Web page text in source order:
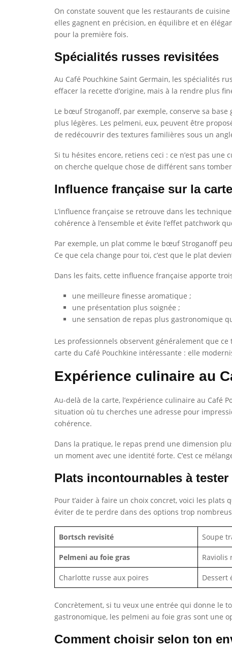
On constate souvent que les restaurants de
elles gagnent en précision, en équilibre et en
pour la première fois.
Spécialités russes revisitées
Au Café Pouchkine Saint Germain, les spécialités
effacer la recette d’origine, mais à la rendre plus
Le bœuf Stroganoff, par exemple, conserve sa
plus légères. Les pelmeni, eux, peuvent être
de redécouvrir des textures familières sous un
Si tu hésites encore, retiens ceci : ce n’est pas
on cherche quelque chose de différent sans tomber
Influence française sur la carte
L’influence française se retrouve dans les
cohérence à l’ensemble et évite l’effet patchwork
Par exemple, un plat comme le bœuf Stroganoff
Ce que cela change pour toi, c’est que le plat
Dans les faits, cette influence française apporte
une meilleure finesse aromatique ;
une présentation plus soignée ;
une sensation de repas plus gastronomique
Les professionnels observent généralement que
carte du Café Pouchkine intéressante : elle
Expérience culinaire au
Au-delà de la carte, l’expérience culinaire au Café
situation où tu cherches une adresse pour
cohérence.
Dans la pratique, le repas prend une dimension
un moment avec une identité forte. C’est ce
Plats incontournables à tester
Pour t’aider à faire un choix concret, voici les
éviter de te perdre dans des options trop
Bortsch revisité Soupe
Pelmeni au foie gras Raviolis
Charlotte russe aux poires Dessert
Concrètement, si tu veux une entrée qui donne le
gastronomique, les pelmeni au foie gras sont une
Comment choisir selon ton